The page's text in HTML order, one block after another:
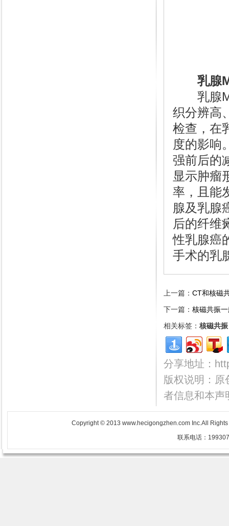
乳腺
乳腺
织分辨高
检查，在
度的影响
强前后的
显示肿瘤
率，且能
腺及乳腺
后的纤维
性乳腺癌
手术的乳
上一篇： CT和核磁
下一篇： 核磁共振
相关标签： 核磁共振
分享地址：
版权说明：原
者信息和本声
Copyright © 2013 www.hecigongzhen.com Inc.All
联系电话：